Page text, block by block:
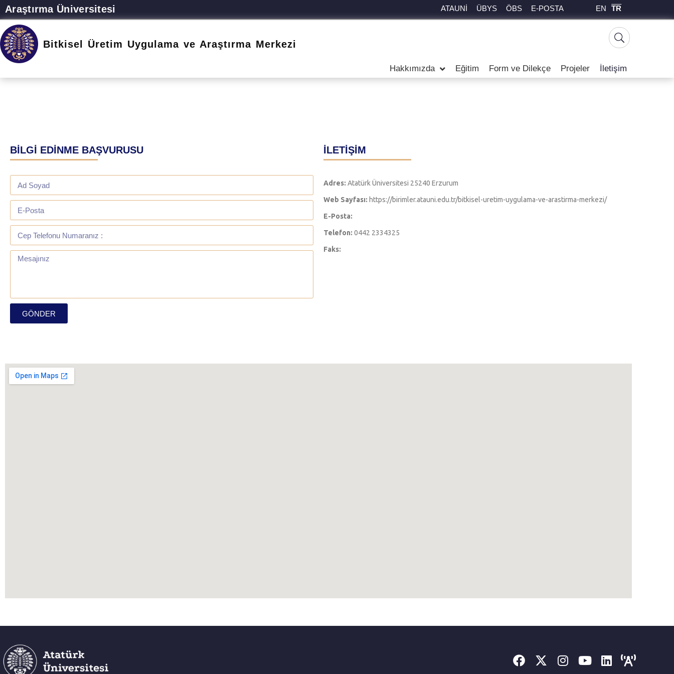
Araştırma Üniversitesi ATAUNİ ÜBYS ÖBS E-POSTA EN TR
Bitkisel Üretim Uygulama ve Araştırma Merkezi
Hakkımızda Eğitim Form ve Dilekçe Projeler İletişim
BİLGİ EDİNME BAŞVURUSU
GÖNDER
İLETİŞİM
Adres: Atatürk Üniversitesi 25240 Erzurum
Web Sayfası: https://birimler.atauni.edu.tr/bitkisel-uretim-uygulama-ve-arastirma-merkezi/
E-Posta:
Telefon: 0442 2334325
Faks: